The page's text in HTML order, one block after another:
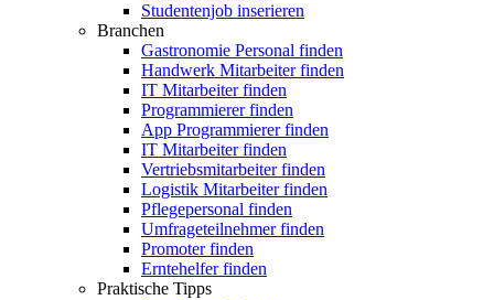
Studentenjob inserieren
Branchen
Gastronomie Personal finden
Handwerk Mitarbeiter finden
IT Mitarbeiter finden
Programmierer finden
App Programmierer finden
IT Mitarbeiter finden
Vertriebsmitarbeiter finden
Logistik Mitarbeiter finden
Pflegepersonal finden
Umfrageteilnehmer finden
Promoter finden
Erntehelfer finden
Praktische Tipps